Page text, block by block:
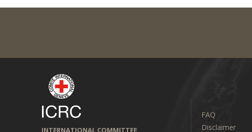
INTERNATIONAL COMMITTEE
FAQ
Disclaimer